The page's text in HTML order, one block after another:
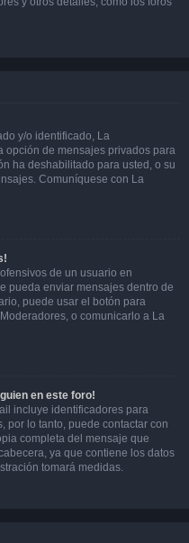
y/o identificado, La
opción de mensajes privados para
ha deshabilitado para usted, o su
Comuníquese con La
de un usuario en
pueda enviar mensajes dentro de
puede usar el botón para
o comunicarlo a La
en este foro!
incluye identificadores para
por lo tanto, puede contactar con
completa del mensaje que
ya que contiene los datos
tomará medidas.